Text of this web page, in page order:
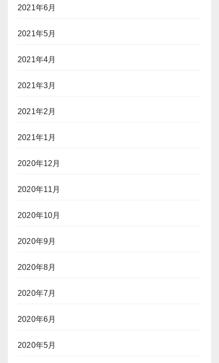
2021年6月
2021年5月
2021年4月
2021年3月
2021年2月
2021年1月
2020年12月
2020年11月
2020年10月
2020年9月
2020年8月
2020年7月
2020年6月
2020年5月